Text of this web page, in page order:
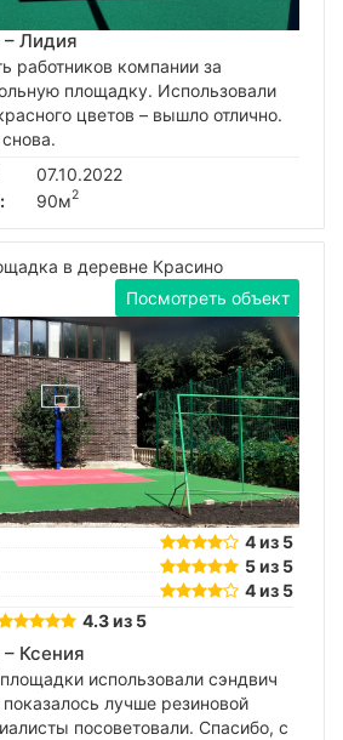
– Лидия
работников компании за
площадку. Использовали
цветов – вышло отлично.
07.10.2022
90м2
в деревне Красино
Посмотреть объект
4 из 5
5 из 5
4 из 5
4.3 из 5
– Ксения
использовали сэндвич
лучше резиновой
посоветовали. Спасибо, с